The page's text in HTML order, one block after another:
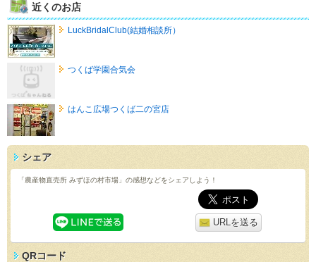
近くのお店
LuckBridalClub(結婚相談所）
つくば学園合気会
はんこ広場つくば二の宮店
シェア
「農産物直売所 みずほの村市場」の感想などをシェアしよう！
URLを送る
QRコード